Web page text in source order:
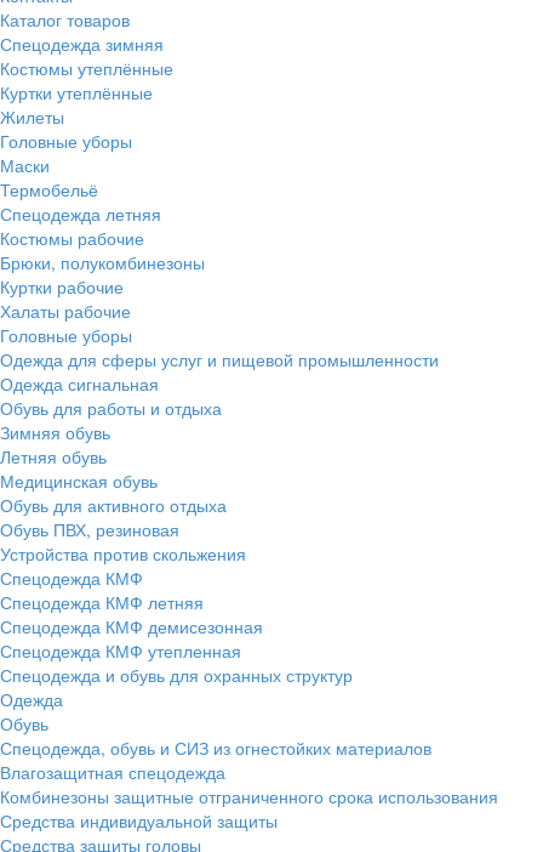
Каталог товаров
Спецодежда зимняя
Костюмы утеплённые
Куртки утеплённые
Жилеты
Головные уборы
Маски
Термобельё
Спецодежда летняя
Костюмы рабочие
Брюки, полукомбинезоны
Куртки рабочие
Халаты рабочие
Головные уборы
Одежда для сферы услуг и пищевой промышленности
Одежда сигнальная
Обувь для работы и отдыха
Зимняя обувь
Летняя обувь
Медицинская обувь
Обувь для активного отдыха
Обувь ПВХ, резиновая
Устройства против скольжения
Спецодежда КМФ
Спецодежда КМФ летняя
Спецодежда КМФ демисезонная
Спецодежда КМФ утепленная
Спецодежда и обувь для охранных структур
Одежда
Обувь
Спецодежда, обувь и СИЗ из огнестойких материалов
Влагозащитная спецодежда
Комбинезоны защитные отграниченного срока использования
Средства индивидуальной защиты
Средства защиты головы